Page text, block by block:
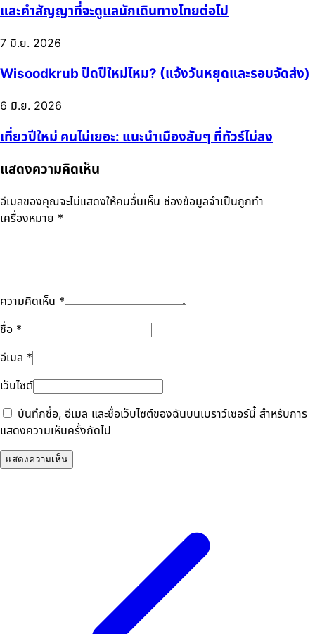
และคำสัญญาที่จะดูแลนักเดินทางไทยต่อไป
7 มิ.ย. 2026
Wisoodkrub ปิดปีใหม่ไหม? (แจ้งวันหยุดและรอบจัดส่ง)
6 มิ.ย. 2026
เที่ยวปีใหม่ คนไม่เยอะ: แนะนำเมืองลับๆ ที่ทัวร์ไม่ลง
แสดงความคิดเห็น
อีเมลของคุณจะไม่แสดงให้คนอื่นเห็น ช่องข้อมูลจำเป็นถูกทำ
เครื่องหมาย *
ความคิดเห็น *
ชื่อ *
อีเมล *
เว็บไซต์
บันทึกชื่อ, อีเมล และชื่อเว็บไซต์ของฉันบนเบราว์เซอร์นี้ สำหรับการ
แสดงความเห็นครั้งถัดไป